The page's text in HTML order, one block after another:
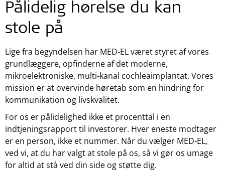
Pålidelig hørelse du kan
stole på
Lige fra begyndelsen har MED-EL været styret af vores
grundlæggere, opfinderne af det moderne,
mikroelektroniske, multi-kanal cochleaimplantat. Vores
mission er at overvinde høretab som en hindring for
kommunikation og livskvalitet.
For os er pålidelighed ikke et procenttal i en
indtjeningsrapport til investorer. Hver eneste modtager
er en person, ikke et nummer. Når du vælger MED-EL,
ved vi, at du har valgt at stole på os, så vi gør os umage
for altid at stå ved din side og støtte dig.